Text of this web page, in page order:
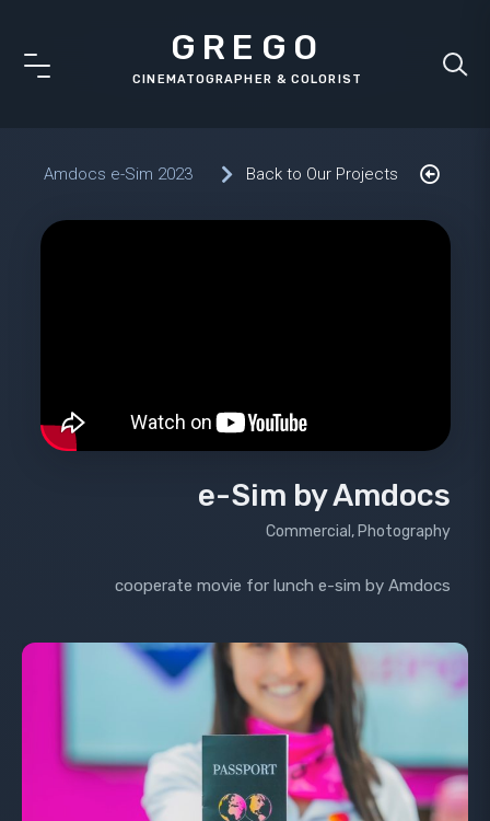
GREGO
Back to Our Projects
Amdocs e-Sim 2023
e-Sim by Amdocs
Commercial, Photography
cooperate movie for lunch e-sim by Amdocs